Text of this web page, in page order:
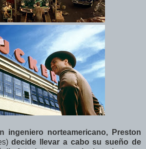
ingeniero norteamericano, Preston
decide llevar a cabo su sueño de